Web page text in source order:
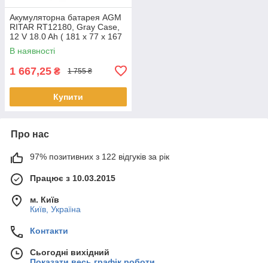
Акумуляторна батарея AGM
RITAR RT12180, Gray Case,
12 V 18.0 Ah ( 181 х 77 х 167
), 4.95kg Q4
В наявності
1 667,25 ₴ 1 755 ₴
Купити
Про нас
97% позитивних з 122 відгуків за рік
Працює з 10.03.2015
м. Київ
Київ, Україна
Контакти
Сьогодні вихідний